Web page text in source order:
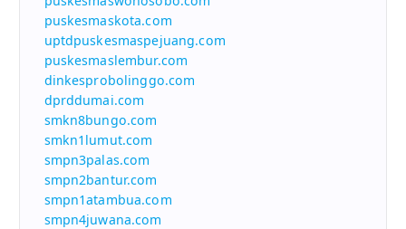
puskesmaskota.com
uptdpuskesmaspejuang.com
puskesmaslembur.com
dinkesprobolinggo.com
dprddumai.com
smkn8bungo.com
smkn1lumut.com
smpn3palas.com
smpn2bantur.com
smpn1atambua.com
smpn4juwana.com